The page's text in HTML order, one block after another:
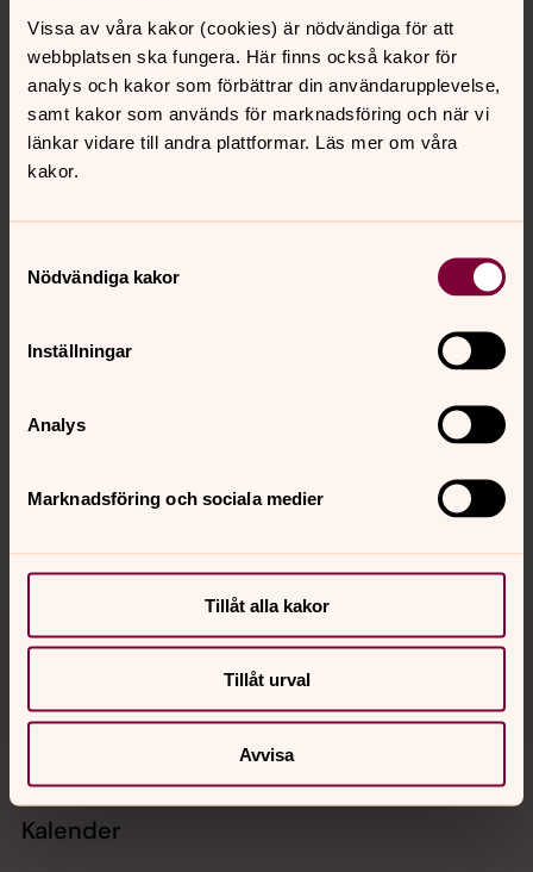
Vissa av våra kakor (cookies) är nödvändiga för att
webbplatsen ska fungera. Här finns också kakor för
analys och kakor som förbättrar din användarupplevelse,
samt kakor som används för marknadsföring och när vi
länkar vidare till andra plattformar. Läs mer om våra
kakor.
Nödvändiga kakor
Inställningar
Analys
Marknadsföring och sociala medier
Tillåt alla kakor
Tillåt urval
Avvisa
Synpunkter eller frågor på sidans
valbo-hedesunda.pastorat@svenskakyrkan.se
Kalender